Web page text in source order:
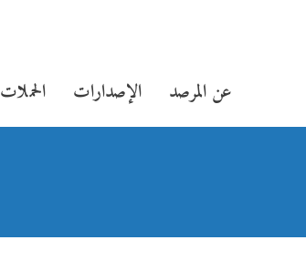
عن المرصد الإصدارات الحملات